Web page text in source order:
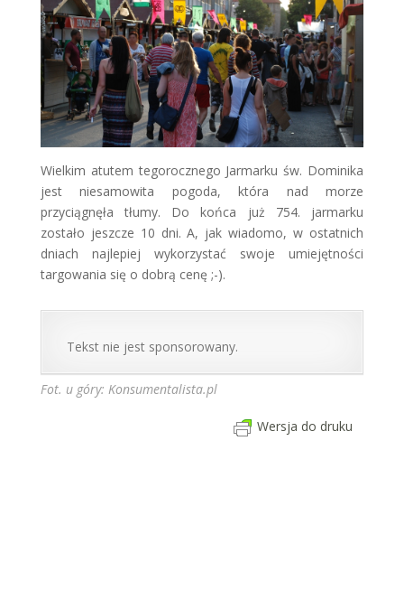
Wielkim atutem tegorocznego Jarmarku św. Dominika
jest niesamowita pogoda, która nad morze
przyciągnęła tłumy. Do końca już 754. jarmarku
zostało jeszcze 10 dni. A, jak wiadomo, w ostatnich
dniach najlepiej wykorzystać swoje umiejętności
targowania się o dobrą cenę ;-).
Tekst nie jest sponsorowany.
Fot. u góry: Konsumentalista.pl
Wersja do druku